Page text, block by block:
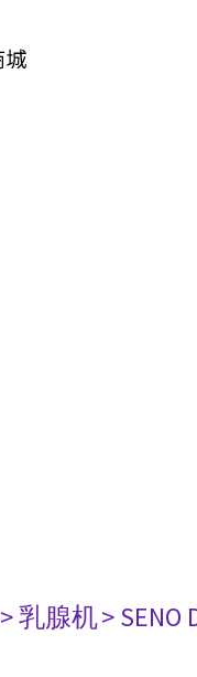
> 乳腺机> SENO